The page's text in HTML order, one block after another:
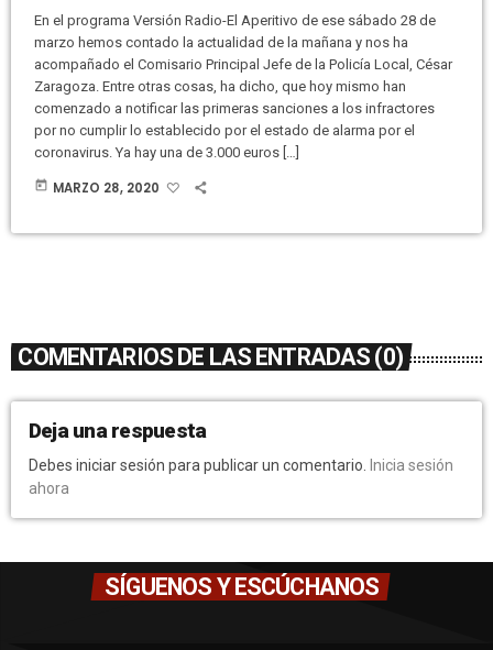
En el programa Versión Radio-El Aperitivo de ese sábado 28 de
marzo hemos contado la actualidad de la mañana y nos ha
acompañado el Comisario Principal Jefe de la Policía Local, César
Zaragoza. Entre otras cosas, ha dicho, que hoy mismo han
comenzado a notificar las primeras sanciones a los infractores
por no cumplir lo establecido por el estado de alarma por el
coronavirus. Ya hay una de 3.000 euros […]
today MARZO 28, 2020
COMENTARIOS DE LAS ENTRADAS (0)
Deja una respuesta
Debes iniciar sesión para publicar un comentario.
Inicia sesión
ahora
SÍGUENOS Y ESCÚCHANOS